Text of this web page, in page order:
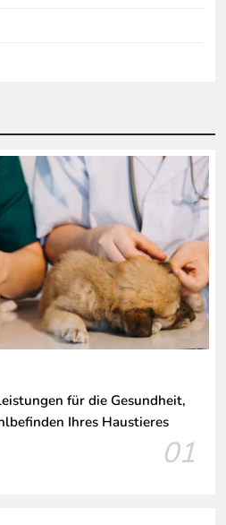
für die Gesundheit,
Ihres Haustieres
01